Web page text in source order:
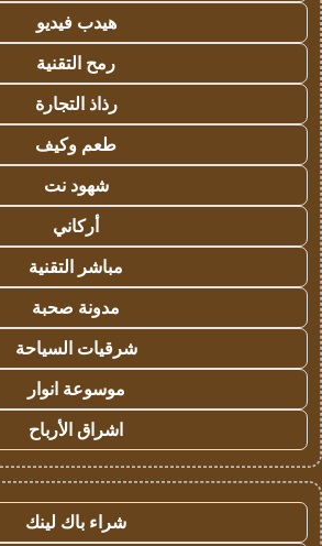
هيدب فيديو
رمح التقنية
رذاذ التجارة
طعم وكيف
شهود نت
أركاني
مباشر التقنية
مدونة صحبة
شرقيات السياحة
موسوعة انوار
اشراق الأرباح
شراء باك لينك